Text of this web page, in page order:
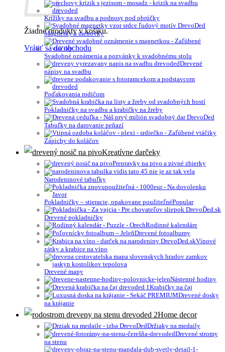
Žiadne produkty v košíku.
Vrátiť sa do obchodu
Krížiky na svadbu a podnosy pod obrúčky
Magnetky a menovky
Svadobné oznámenia a pozvánky k svadobnému stolu
Drevené
nápisy na svadbu
Poďakovania rodičom
Pokladničky na svadbu a krabičky na žreby
Tabuľky na darovanie peňazí
Zápichy do koláčov
Kreatívne darčeky
Prepravky na pivo a pivné zbierky
Narodeninové tabuľky
Pokladničky – stieracie, opakovane použiteľné
Drevené pokladničky
Rodinné kalendáre
Drevené fotoalbumy
Vínové
zátky a krabice na víno
Drevené mapy
Nástenné hodiny
Krabičky na čaj
Drevené dosky
na krájanie
Home decor
Držiaky na medaily
Drevené stromy
na stenu